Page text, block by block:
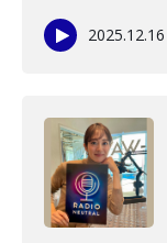
2025.12.16